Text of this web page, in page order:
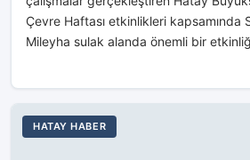
Çevre Haftası etkinlikleri kapsamında
Mileyha sulak alanda önemli bir
HATAY HABER